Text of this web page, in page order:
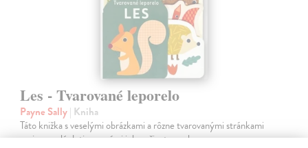
Les - Tvarované leporelo
Payne Sally| Kniha
Táto knižka s veselými obrázkami a rôzne tvarovanými stránkami
zaujme malé deti a zoznámi ich so životom v lese.